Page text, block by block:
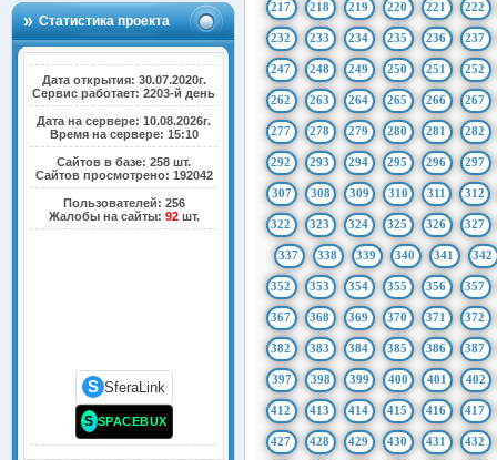
Статистика проекта
Дата открытия: 30.07.2020г.
Сервис работает: 2203-й день
Дата на сервере: 10.08.2026г.
Время на сервере: 15:10
Сайтов в базе: 258 шт.
Сайтов просмотрено: 192042
Пользователей: 256
Жалобы на сайты: 92шт.
S SferaLink
S SPACEBUX
217 218 219 220 221 222
232 233 234 235 236 237
247 248 249 250 251 252
262 263 264 265 266 267
277 278 279 280 281 282
292 293 294 295 296 297
307 308 309 310 311 312
322 323 324 325 326 327
337 338 339 340 341 342
352 353 354 355 356 357
367 368 369 370 371 372
382 383 384 385 386 387
397 398 399 400 401 402
412 413 414 415 416 417
427 428 429 430 431 432